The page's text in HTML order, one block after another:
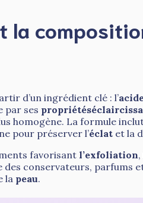
la
d’un ingrédient clé : l’
par ses
homogène. La formule
pour préserver l’éclat et la
favorisantl’exfoliation,
des conservateurs, parfums
la peau.